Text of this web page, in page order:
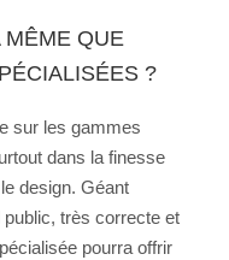
MÊME QUE
?
sur les gammes
dans la finesse
design. Géant
très correcte et
pourra offrir